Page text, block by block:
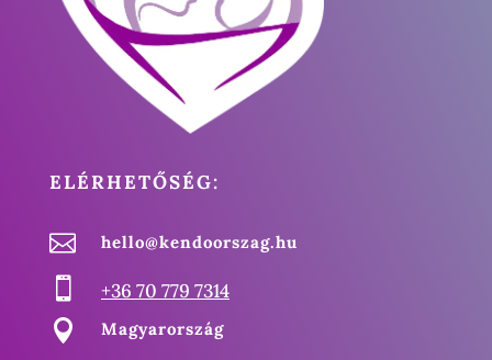
ELÉRHETŐSÉG:
 hello@kendoorszag.hu
 +36 70 779 7314
 Magyarország